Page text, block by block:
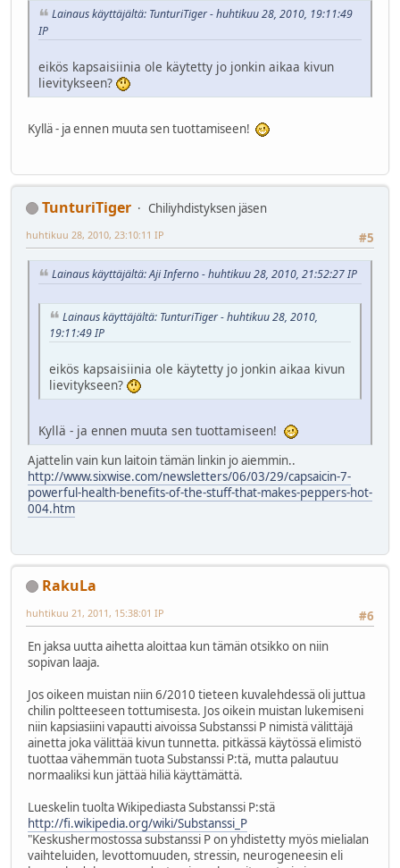
Lainaus käyttäjältä: TunturiTiger - huhtikuu 28, 2010, 19:11:49
IP
eikös kapsaisiinia ole käytetty jo jonkin aikaa kivun
lievitykseen?
Kyllä - ja ennen muuta sen tuottamiseen!
TunturiTiger
Chiliyhdistyksen jäsen
#5
huhtikuu 28, 2010, 23:10:11 IP
Lainaus käyttäjältä: Aji Inferno - huhtikuu 28, 2010, 21:52:27 IP
Lainaus käyttäjältä: TunturiTiger - huhtikuu 28, 2010,
19:11:49 IP
eikös kapsaisiinia ole käytetty jo jonkin aikaa kivun
lievitykseen?
Kyllä - ja ennen muuta sen tuottamiseen!
Ajattelin vain kun laitoin tämän linkin jo aiemmin..
http://www.sixwise.com/newsletters/06/03/29/capsaicin-7-
powerful-health-benefits-of-the-stuff-that-makes-peppers-hot-
004.htm
RakuLa
#6
huhtikuu 21, 2011, 15:38:01 IP
En jaksa uutta aihetta aloittaa kun tämän otsikko on niin
sopivan laaja.
Jos oikeen muistan niin 6/2010 tieteen kuvalehdessä oli juttua
chilin poltteeseen tottumisesta. Jos oikein muistan lukemiseni
niin kapsiasiini vapautti aivoissa Substanssi P nimistä välittäjä
ainetta joka välittää kivun tunnetta. pitkässä käytössä elimistö
tuottaa vähemmän tuota Substanssi P:tä, mutta palautuu
normaaliksi kun jättää hiliä käyttämättä.
Lueskelin tuolta Wikipediasta Substanssi P:stä
http://fi.wikipedia.org/wiki/Substanssi_P
"Keskushermostossa substanssi P on yhdistetty myös mielialan
vaihteluiden, levottomuuden, stressin, neurogeneesin eli